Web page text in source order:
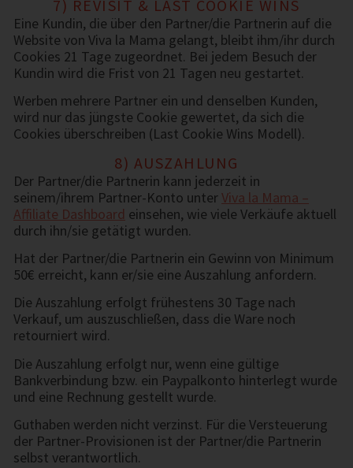
7) REVISIT & LAST COOKIE WINS
Eine Kundin, die über den Partner/die Partnerin auf die
Website von Viva la Mama gelangt, bleibt ihm/ihr durch
Cookies 21 Tage zugeordnet. Bei jedem Besuch der
Kundin wird die Frist von 21 Tagen neu gestartet.
Werben mehrere Partner ein und denselben Kunden,
wird nur das jüngste Cookie gewertet, da sich die
Cookies überschreiben (Last Cookie Wins Modell).
8) AUSZAHLUNG
Der Partner/die Partnerin kann jederzeit in
seinem/ihrem Partner-Konto unterViva la Mama –
Affiliate Dashboard einsehen, wie viele Verkäufe aktuell
durch ihn/sie getätigt wurden.
Hat der Partner/die Partnerin ein Gewinn von Minimum
50€ erreicht, kann er/sie eine Auszahlung anfordern.
Die Auszahlung erfolgt frühestens 30 Tage nach
Verkauf, um auszuschließen, dass die Ware noch
retourniert wird.
Die Auszahlung erfolgt nur, wenn eine gültige
Bankverbindung bzw. ein Paypalkonto hinterlegt wurde
und eine Rechnung gestellt wurde.
Guthaben werden nicht verzinst. Für die Versteuerung
der Partner-Provisionen ist der Partner/die Partnerin
selbst verantwortlich.